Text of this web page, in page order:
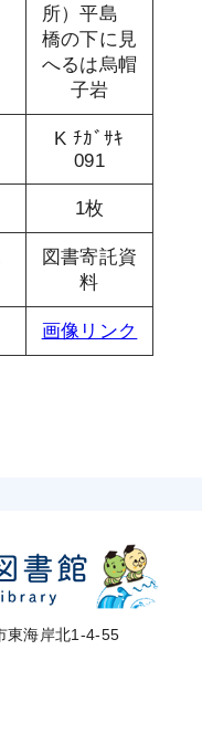
所）平島
橋の下に見
へるは烏帽
子岩
K ﾁｶﾞｻｷ
091
1枚
図書寄託資
料
画像リンク
東海岸北1-4-55